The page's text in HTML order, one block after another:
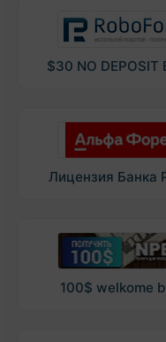
$30 NO DEPOSIT
Лицензия Банка
100$ welkome